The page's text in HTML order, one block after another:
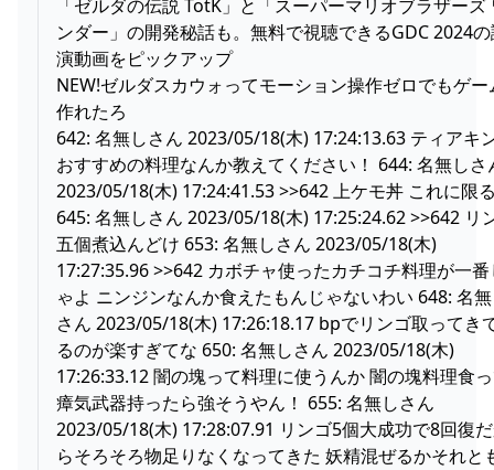
「ゼルダの伝説 TotK」と「スーパーマリオブラザーズ
ンダー」の開発秘話も。無料で視聴できるGDC 2024
演動画をピックアップ
NEW!ゼルダスカウォってモーション操作ゼロでもゲー
作れたろ
642: 名無しさん 2023/05/18(木) 17:24:13.63 ティアキ
おすすめの料理なんか教えてください！ 644: 名無しさ
2023/05/18(木) 17:24:41.53 >>642 上ケモ丼 これに限
645: 名無しさん 2023/05/18(木) 17:25:24.62 >>642 リ
五個煮込んどけ 653: 名無しさん 2023/05/18(木)
17:27:35.96 >>642 カボチャ使ったカチコチ料理が一番
ゃよ ニンジンなんか食えたもんじゃないわい 648: 名
さん 2023/05/18(木) 17:26:18.17 bpでリンゴ取ってき
るのが楽すぎてな 650: 名無しさん 2023/05/18(木)
17:26:33.12 闇の塊って料理に使うんか 闇の塊料理食
瘴気武器持ったら強そうやん！ 655: 名無しさん
2023/05/18(木) 17:28:07.91 リンゴ5個大成功で8回復
らそろそろ物足りなくなってきた 妖精混ぜるかそれと